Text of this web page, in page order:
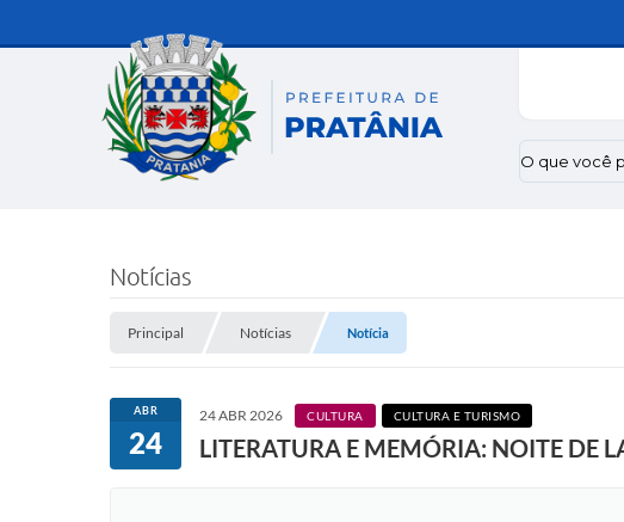
O que você
Notícias
Principal Notícias Notícia
ABR
24
24 ABR 2026 CULTURA CULTURA E TURISMO
LITERATURA E MEMÓRIA: NOITE DE